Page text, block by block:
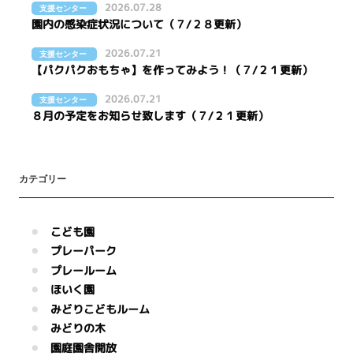
支援センター 2026.07.28
園内の感染症状況について（７/２８更新）
支援センター 2026.07.21
【パクパクおもちゃ】を作ってみよう！（７/２１更新）
支援センター 2026.07.21
８月の予定をお知らせ致します（７/２１更新）
カテゴリー
こども園
プレーパーク
プレールーム
ほいく園
みどりこどもルーム
みどりの木
園庭園舎開放